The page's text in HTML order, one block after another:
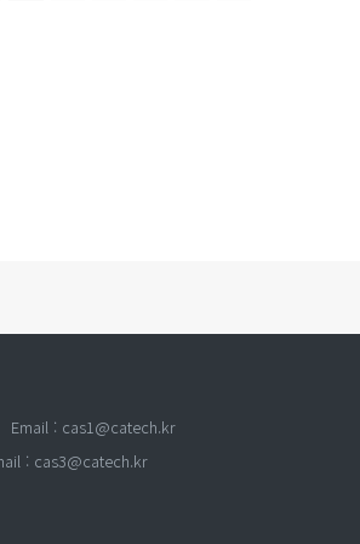
Email : cas1@catech.kr
: cas3@catech.kr